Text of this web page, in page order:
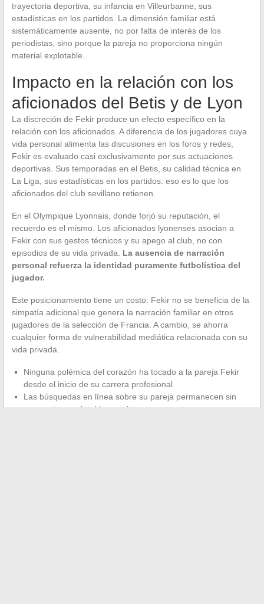
trayectoria deportiva, su infancia en Villeurbanne, sus
estadísticas en los partidos. La dimensión familiar está
sistemáticamente ausente, no por falta de interés de los
periodistas, sino porque la pareja no proporciona ningún
material explotable.
Impacto en la relación con los
aficionados del Betis y de Lyon
La discreción de Fekir produce un efecto específico en la
relación con los aficionados. A diferencia de los jugadores cuya
vida personal alimenta las discusiones en los foros y redes,
Fekir es evaluado casi exclusivamente por sus actuaciones
deportivas. Sus temporadas en el Betis, su calidad técnica en
La Liga, sus estadísticas en los partidos: eso es lo que los
aficionados del club sevillano retienen.
En el Olympique Lyonnais, donde forjó su reputación, el
recuerdo es el mismo. Los aficionados lyonenses asocian a
Fekir con sus gestos técnicos y su apego al club, no con
episodios de su vida privada. La ausencia de narración
personal refuerza la identidad puramente futbolística del
jugador.
Este posicionamiento tiene un costo: Fekir no se beneficia de la
simpatía adicional que genera la narración familiar en otros
jugadores de la selección de Francia. A cambio, se ahorra
cualquier forma de vulnerabilidad mediática relacionada con su
vida privada.
Ninguna polémica del corazón ha tocado a la pareja Fekir
desde el inicio de su carrera profesional
Las búsquedas en línea sobre su pareja permanecen sin
respuestas explotables por la prensa